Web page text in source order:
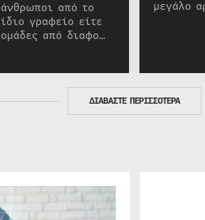
άνθρωποι από το
ίδιο γραφείο είτε
ομάδες από διαφο…
μεγάλο
ΔΙΑΒΑΣΤΕ ΠΕΡΙΣΣΟΤΕΡΑ